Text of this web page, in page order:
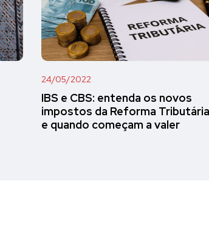
24/05/2022
IBS e CBS: entenda os novos
impostos da Reforma Tributária
e quando começam a valer